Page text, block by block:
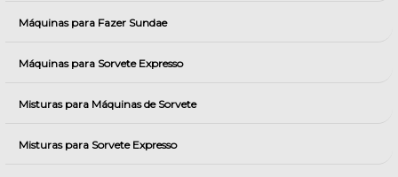
Máquinas para Fazer Sundae
Máquinas para Sorvete Expresso
Misturas para Máquinas de Sorvete
Misturas para Sorvete Expresso